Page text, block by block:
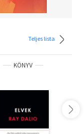
Teljes lista
KÖNYV